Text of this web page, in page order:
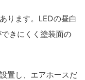
ります。LEDの昼白
きにくく塗装面の
置し、エアホースだ